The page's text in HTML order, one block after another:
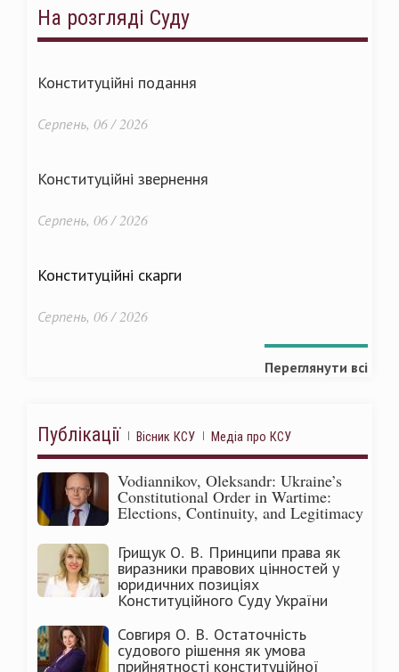
На розгляді Суду
Конституційні подання
Серпень, 06 / 2026
Конституційні звернення
Серпень, 06 / 2026
Конституційні скарги
Серпень, 06 / 2026
Переглянути всі
Публікації Вісник КСУ Медіа про КСУ
Vodiannikov, Oleksandr: Ukraine’s
Constitutional Order in Wartime:
Elections, Continuity, and Legitimacy
Грищук О. В. Принципи права як
виразники правових цінностей у
юридичних позиціях
Конституційного Суду України
Совгиря О. В. Остаточність
судового рішення як умова
прийнятності конституційної